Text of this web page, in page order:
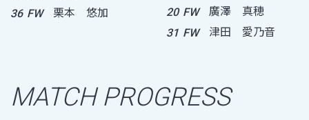
36 FW 栗本 悠加 20 FW 廣澤 真穂
31 FW 津田 愛乃音
MATCH PROGRESS